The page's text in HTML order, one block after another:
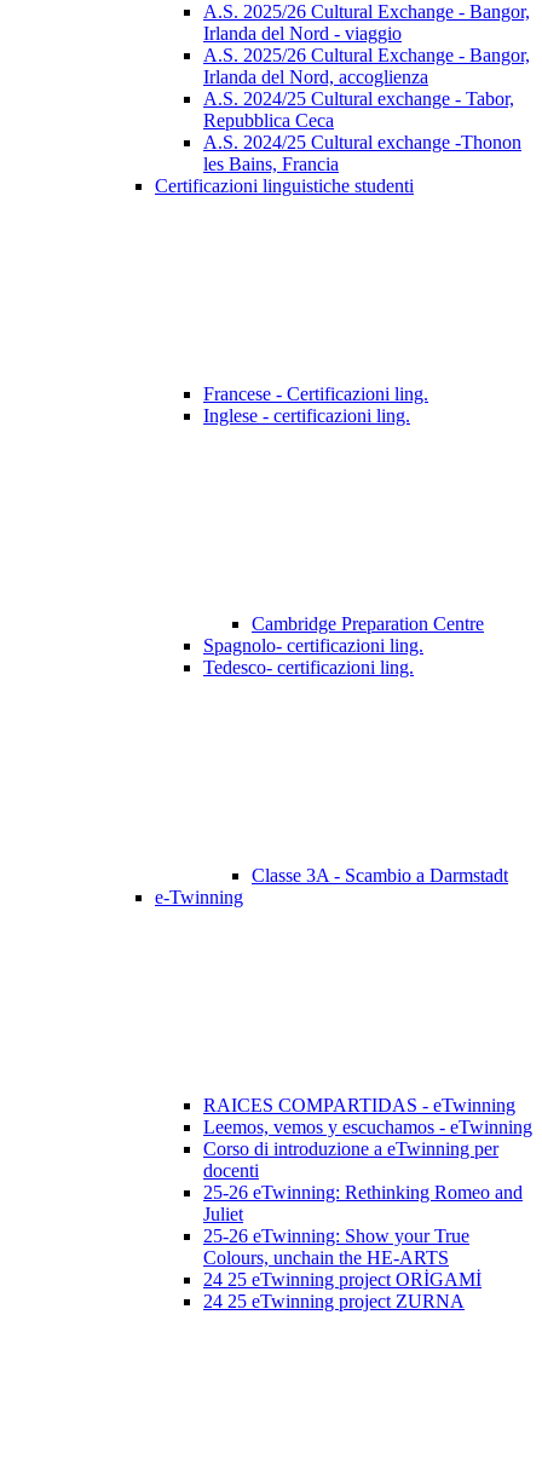
A.S. 2025/26 Cultural Exchange - Bangor,
Irlanda del Nord - viaggio
A.S. 2025/26 Cultural Exchange - Bangor,
Irlanda del Nord, accoglienza
A.S. 2024/25 Cultural exchange - Tabor,
Repubblica Ceca
A.S. 2024/25 Cultural exchange -Thonon
les Bains, Francia
Certificazioni linguistiche studenti
Francese - Certificazioni ling.
Inglese - certificazioni ling.
Cambridge Preparation Centre
Spagnolo- certificazioni ling.
Tedesco- certificazioni ling.
Classe 3A - Scambio a Darmstadt
e-Twinning
RAICES COMPARTIDAS - eTwinning
Leemos, vemos y escuchamos - eTwinning
Corso di introduzione a eTwinning per
docenti
25-26 eTwinning: Rethinking Romeo and
Juliet
25-26 eTwinning: Show your True
Colours, unchain the HE-ARTS
24 25 eTwinning project ORİGAMİ
24 25 eTwinning project ZURNA